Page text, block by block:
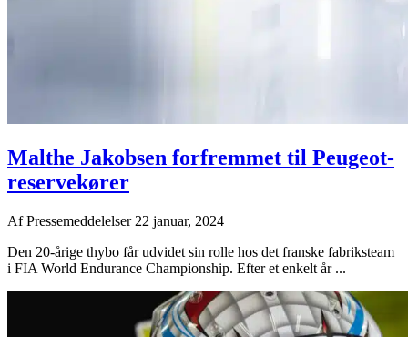
Malthe Jakobsen forfremmet til Peugeot-
reservekører
AfPressemeddelelser 22 januar, 2024
Den 20-årige thybo får udvidet sin rolle hos det franske fabriksteam
i FIA World Endurance Championship. Efter et enkelt år ...